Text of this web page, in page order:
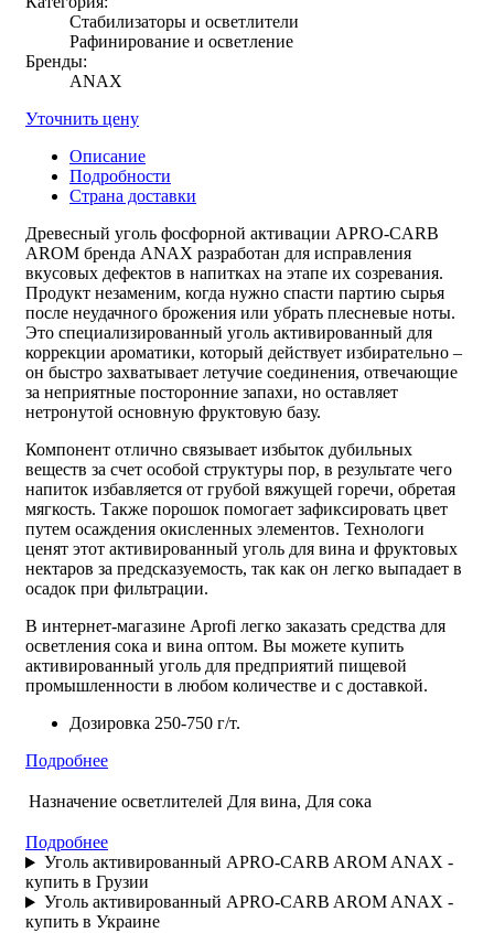
Cтабилизаторы и осветлители
Рафинирование и осветление
Бренды:
ANAX
Уточнить цену
Описание
Подробности
Страна доставки
Древесный уголь фосфорной активации APRO-CARB
AROM бренда ANAX разработан для исправления
вкусовых дефектов в напитках на этапе их созревания.
Продукт незаменим, когда нужно спасти партию сырья
после неудачного брожения или убрать плесневые ноты.
Это специализированный уголь активированный для
коррекции ароматики, который действует избирательно –
он быстро захватывает летучие соединения, отвечающие
за неприятные посторонние запахи, но оставляет
нетронутой основную фруктовую базу.
Компонент отлично связывает избыток дубильных
веществ за счет особой структуры пор, в результате чего
напиток избавляется от грубой вяжущей горечи, обретая
мягкость. Также порошок помогает зафиксировать цвет
путем осаждения окисленных элементов. Технологи
ценят этот активированный уголь для вина и фруктовых
нектаров за предсказуемость, так как он легко выпадает в
осадок при фильтрации.
В интернет-магазине Aprofi легко заказать средства для
осветления сока и вина оптом. Вы можете купить
активированный уголь для предприятий пищевой
промышленности в любом количестве и с доставкой.
Дозировка 250-750 г/т.
Подробнее
Назначение осветлителей Для вина, Для сока
Подробнее
Уголь активированный APRO-CARB AROM ANAX -
купить в Грузии
Уголь активированный APRO-CARB AROM ANAX -
купить в Украине